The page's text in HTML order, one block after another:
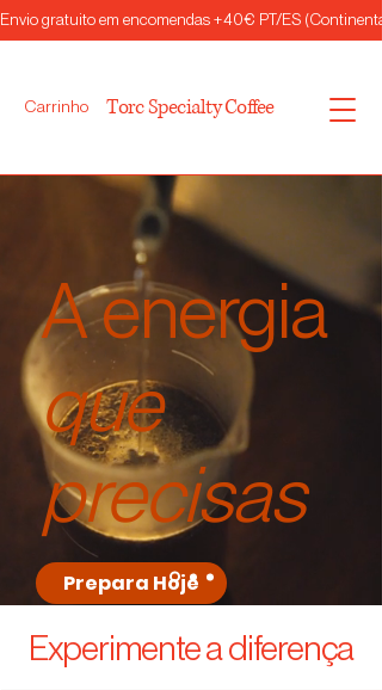
Envio gratuito em encomendas +40€ PT/ES
Carrinho Torc Specialty Coffee
A energia
que
precisas
Prepara Hoje
Experimente a diferença